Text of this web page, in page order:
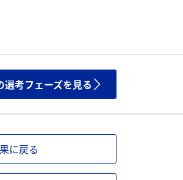
選考フェーズを見る
に戻る